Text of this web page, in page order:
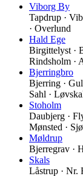
Viborg By
Tapdrup ·
· Overlund
Hald Ege
Birgittelyst ·
Rindsholm ·
Bjerringbro
Bjerring ·
Sahl ·
Stoholm
Daubjerg ·
Mønsted ·
Møldrup
Bjerregrav ·
Skals
Låstrup · Nr.